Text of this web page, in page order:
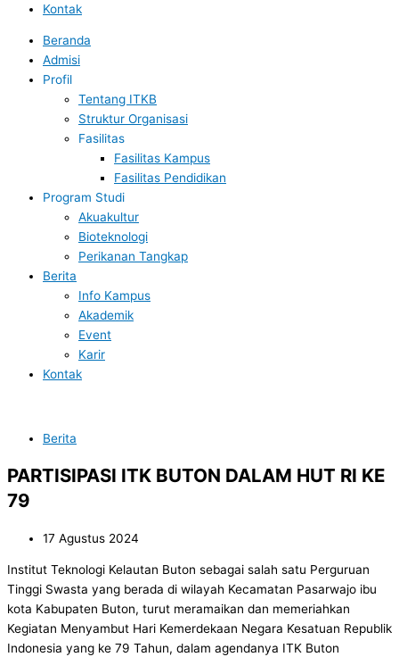
Kontak
Beranda
Admisi
Profil
Tentang ITKB
Struktur Organisasi
Fasilitas
Fasilitas Kampus
Fasilitas Pendidikan
Program Studi
Akuakultur
Bioteknologi
Perikanan Tangkap
Berita
Info Kampus
Akademik
Event
Karir
Kontak
Berita
PARTISIPASI ITK BUTON DALAM HUT RI KE
79
17 Agustus 2024
Institut Teknologi Kelautan Buton sebagai salah satu Perguruan
Tinggi Swasta yang berada di wilayah Kecamatan Pasarwajo ibu
kota Kabupaten Buton, turut meramaikan dan memeriahkan
Kegiatan Menyambut Hari Kemerdekaan Negara Kesatuan Republik
Indonesia yang ke 79 Tahun, dalam agendanya ITK Buton